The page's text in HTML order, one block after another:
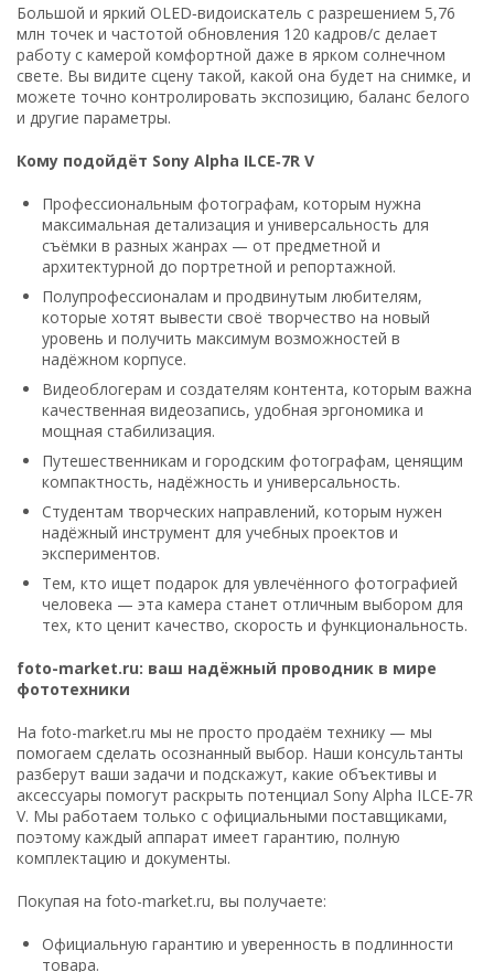
Большой и яркий OLED‑видоискатель с разрешением 5,76
млн точек и частотой обновления 120 кадров/с делает
работу с камерой комфортной даже в ярком солнечном
свете. Вы видите сцену такой, какой она будет на снимке, и
можете точно контролировать экспозицию, баланс белого
и другие параметры.
Кому подойдёт Sony Alpha ILCE‑7R V
Профессиональным фотографам, которым нужна
максимальная детализация и универсальность для
съёмки в разных жанрах — от предметной и
архитектурной до портретной и репортажной.
Полупрофессионалам и продвинутым любителям,
которые хотят вывести своё творчество на новый
уровень и получить максимум возможностей в
надёжном корпусе.
Видеоблогерам и создателям контента, которым важна
качественная видеозапись, удобная эргономика и
мощная стабилизация.
Путешественникам и городским фотографам, ценящим
компактность, надёжность и универсальность.
Студентам творческих направлений, которым нужен
надёжный инструмент для учебных проектов и
экспериментов.
Тем, кто ищет подарок для увлечённого фотографией
человека — эта камера станет отличным выбором для
тех, кто ценит качество, скорость и функциональность.
foto-market.ru: ваш надёжный проводник в мире
фототехники
На foto-market.ru мы не просто продаём технику — мы
помогаем сделать осознанный выбор. Наши консультанты
разберут ваши задачи и подскажут, какие объективы и
аксессуары помогут раскрыть потенциал Sony Alpha ILCE‑7R
V. Мы работаем только с официальными поставщиками,
поэтому каждый аппарат имеет гарантию, полную
комплектацию и документы.
Покупая на foto-market.ru, вы получаете:
Официальную гарантию и уверенность в подлинности
товара.